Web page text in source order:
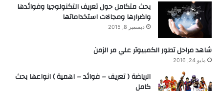
بحث متكامل حول تعريف التكنولوجيا وفوائدها
واضرارها ومجالات استخداماتها
ديسمبر 8, 2015
شاهد مراحل تطور الكمبيوتر علي مر الزمن
مايو 24, 2016
الرياضة ( تعريف – فوائد – اهمية ) انواعها بحث
كامل